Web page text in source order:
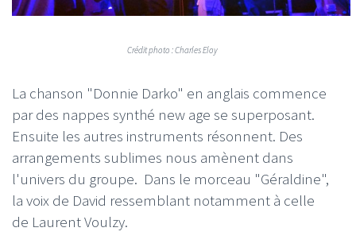
Crédit photo : Charles Eloy
La chanson "Donnie Darko" en anglais commence
par des nappes synthé new age se superposant.
Ensuite les autres instruments résonnent. Des
arrangements sublimes nous amènent dans
l'univers du groupe. Dans le morceau "Géraldine",
la voix de David ressemblant notamment à celle
de Laurent Voulzy.